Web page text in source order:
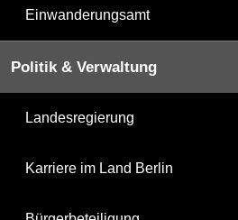
Einwanderungsamt
Politik & Verwaltung
Landesregierung
Karriere im Land Berlin